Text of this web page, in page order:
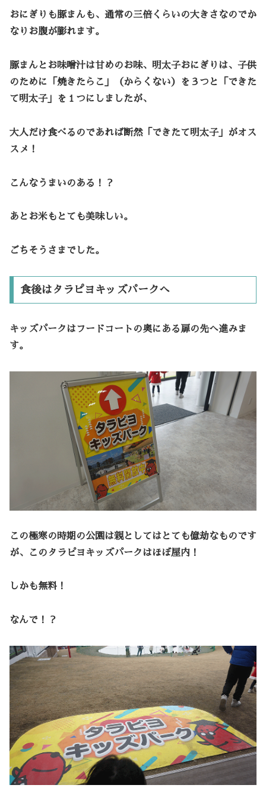
おにぎりも豚まんも、通常の三倍くらいの大きさなのでか
なりお腹が膨れます。
豚まんとお味噌汁は甘めのお味、明太子おにぎりは、子供
のために「焼きたらこ」（からくない）を３つと「できた
て明太子」を１つにしましたが、
大人だけ食べるのであれば断然「できたて明太子」がオス
スメ！
こんなうまいのある！？
あとお米もとても美味しい。
ごちそうさまでした。
食後はタラピヨキッズパークへ
キッズパークはフードコートの奥にある扉の先へ進みま
す。
この極寒の時期の公園は親としてはとても億劫なものです
が、このタラピヨキッズパークはほぼ屋内！
しかも無料！
なんで！？